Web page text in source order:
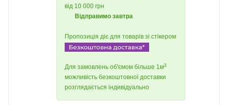
від 10 000 грн
Відправимо завтра
Пропозиція діє для товарів зі стікером
Для замовлень об'ємом більше 1м3
можливість безкоштовної доставки
розглядається індивідуально